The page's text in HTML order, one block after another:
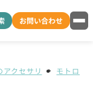
お問い合わせ
クセサリ モトロー